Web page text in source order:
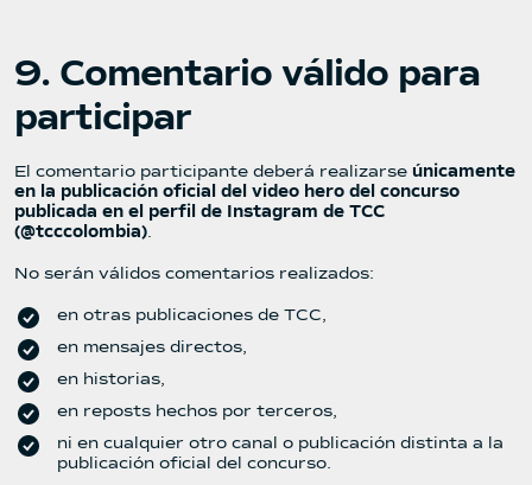
9. Comentario válido para
participar
El comentario participante deberá realizarse únicamente
en la publicación oficial del video hero del concurso
publicada en el perfil de Instagram de TCC
(@tcccolombia).
No serán válidos comentarios realizados:
en otras publicaciones de TCC,
en mensajes directos,
en historias,
en reposts hechos por terceros,
ni en cualquier otro canal o publicación distinta a la
publicación oficial del concurso.